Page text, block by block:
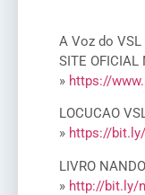
A Voz do
SITE OFICIAL
» https://
LOCUCAO
» https://
LIVRO
» http://bit.ly/